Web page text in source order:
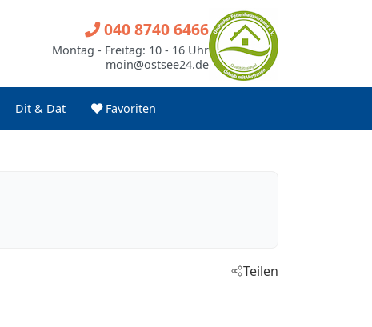
Dit & Dat Favoriten
040 8740 6466
Montag - Freitag: 10 - 16 Uhr
moin@ostsee24.de
Teilen